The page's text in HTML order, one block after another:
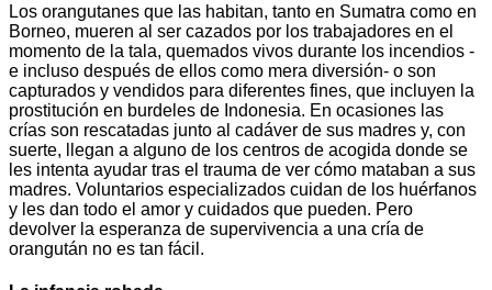
Los orangutanes que las habitan, tanto en Sumatra como en
Borneo, mueren al ser cazados por los trabajadores en el
momento de la tala, quemados vivos durante los incendios -
e incluso después de ellos como mera diversión- o son
capturados y vendidos para diferentes fines, que incluyen la
prostitución en burdeles de Indonesia. En ocasiones las
crías son rescatadas junto al cadáver de sus madres y, con
suerte, llegan a alguno de los centros de acogida donde se
les intenta ayudar tras el trauma de ver cómo mataban a sus
madres. Voluntarios especializados cuidan de los huérfanos
y les dan todo el amor y cuidados que pueden. Pero
devolver la esperanza de supervivencia a una cría de
orangután no es tan fácil.